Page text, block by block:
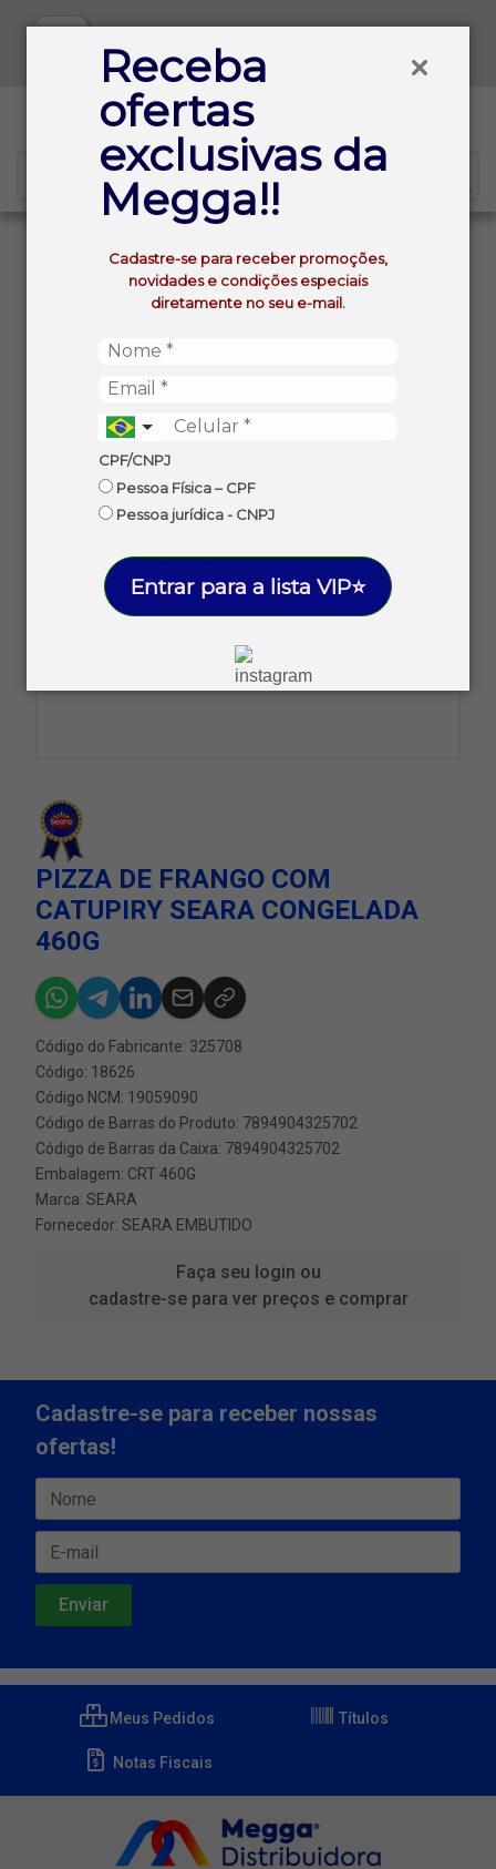
Receba
ofertas
exclusivas da
Megga!!
Cadastre-se para receber promoções,
novidades e condições especiais
diretamente no seu e-mail.
CPF/CNPJ
Pessoa Física – CPF
Pessoa jurídica - CNPJ
Entrar para a lista VIP⭐
PIZZA DE FRANGO COM CATUPIRY SEARA CONGELADA
PIZZA DE FRANGO COM
CATUPIRY SEARA CONGELADA
460G
Código do Fabricante: 325708
Código: 18626
Código NCM: 19059090
Código de Barras do Produto: 7894904325702
Código de Barras da Caixa: 7894904325702
Embalagem: CRT 460G
Marca: SEARA
Fornecedor: SEARA EMBUTIDO
Faça seu login ou
cadastre-se para ver preços e comprar
Cadastre-se para receber nossas
ofertas!
Meus Pedidos Títulos
Notas Fiscais